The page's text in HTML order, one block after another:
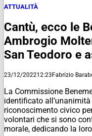
ATTUALITÀ
Cantù, ecco le
Ambrogio
San Teodoro e
23/12/202212:23Fabrizio
La Commissione
identificato
riconoscimento civico
volontari che si sono
morale, dedicando la